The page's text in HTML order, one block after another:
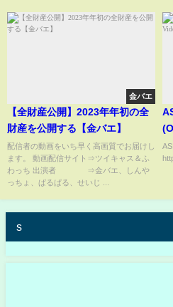
金バエ
【全財産公開】2023年年初の全
財産を公開する【金バエ】
配信者の動画をいち早く高画質でお届けし
ます。 動画配信サイト⇒ツイキャス＆ふ
わっち 出演者 ⇒金バエ、しんや
っちょ、ぱるぱる、せいじ ...
s